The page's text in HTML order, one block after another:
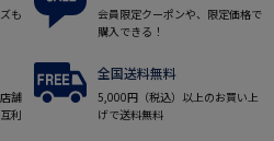
も
会員限定クーポンや、限定価格で
購入できる！
舗
利
全国送料無料
5,000円（税込）以上のお買い上
げで送料無料